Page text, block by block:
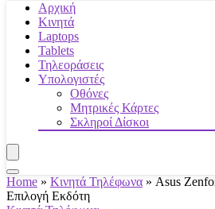
Αρχική
Κινητά
Laptops
Tablets
Τηλεοράσεις
Υπολογιστές
Οθόνες
Μητρικές Κάρτες
Σκληροί Δίσκοι
Home » Κινητά Τηλέφωνα » Asus
Επιλογή Εκδότη